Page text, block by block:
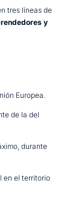
tres líneas de
y
Europea.
de la del
durante
en el territorio